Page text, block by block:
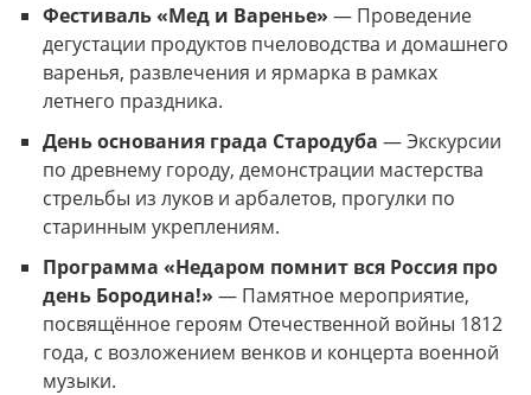
Фестиваль «Мед и Варенье» — Проведение
дегустации продуктов пчеловодства и домашнего
варенья, развлечения и ярмарка в рамках
летнего праздника.
День основания града Стародуба — Экскурсии
по древнему городу, демонстрации мастерства
стрельбы из луков и арбалетов, прогулки по
старинным укреплениям.
Программа «Недаром помнит вся Россия про
день Бородина!» — Памятное мероприятие,
посвящённое героям Отечественной войны 1812
года, с возложением венков и концерта военной
музыки.